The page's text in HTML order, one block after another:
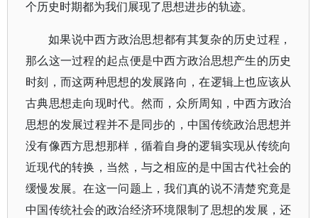
个历史时期都为我们展现了思想进步的轨迹。
如果说中西方政治思想都有其复杂的历史过程，
那么这一过程的起点便是中西方政治思想产生的历史
时刻，而这两种思想的发展路向，在逻辑上也应该从
古典思想走向现时代。然而，众所周知，中西方政治
思想的发展过程并不是同步的，中国传统政治思想并
没有像西方思想那样，循着自身的逻辑实现从传统向
近现代的转换，当然，与之相应的是中国古代社会的
缓慢发展。在这一问题上，我们真的说不清楚究竟是
中国传统社会的政治经济环境限制了思想的发展，还